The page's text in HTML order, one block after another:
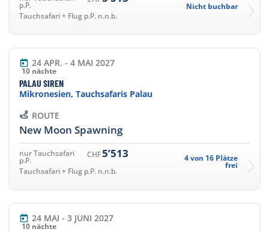
p.P.
Tauchsafari + Flug p.P. n.n.b.
Nicht buchbar
24 APR. - 4 MAI 2027
10 nächte
PALAU SIREN
Mikronesien, Tauchsafaris Palau
ROUTE
New Moon Spawning
nur Tauchsafari
p.P.
CHF5’513
Tauchsafari + Flug p.P. n.n.b.
4 von 16 Plätze
frei
24 MAI - 3 JUNI 2027
10 nächte